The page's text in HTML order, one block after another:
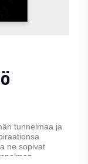
tunnelmaa ja
ne sopivat